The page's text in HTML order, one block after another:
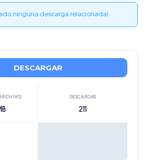
ninguna descarga relacionada!
DESCARGAR
DESCARGAS
211